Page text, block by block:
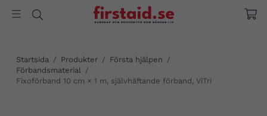
Startsida / Produkter / Första hjälpen /
Förbandsmaterial /
Fixoförband 10 cm × 1 m, självhäftande förband, ViTri